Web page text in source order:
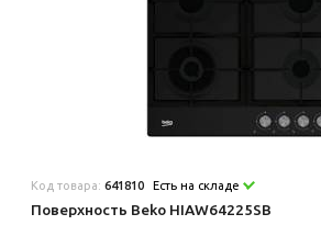
Код товара:641810 Есть на складе
Поверхность Beko HIAW64225SB